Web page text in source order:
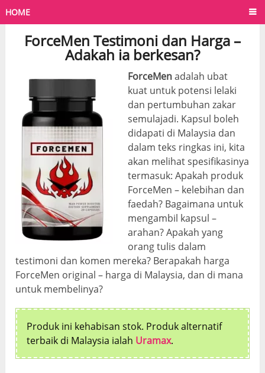
HOME
ForceMen Testimoni dan Harga –
Adakah ia berkesan?
ForceMenadalah ubat
kuat untuk potensi lelaki
dan pertumbuhan zakar
semulajadi. Kapsul boleh
didapati di Malaysia dan
dalam teks ringkas ini, kita
akan melihat spesifikasinya
termasuk: Apakah produk
ForceMen – kelebihan dan
faedah? Bagaimana untuk
mengambil kapsul –
arahan? Apakah yang
orang tulis dalam
testimoni dan komen mereka? Berapakah harga
ForceMen original – harga di Malaysia, dan di mana
untuk membelinya?
Produk ini kehabisan stok. Produk alternatif
terbaik di Malaysia ialah Uramax.